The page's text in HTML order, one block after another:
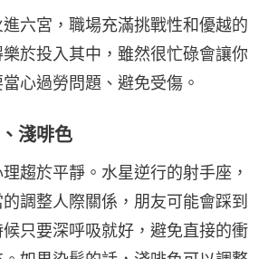
六宮，職場充滿挑戰性和優越的
於投入其中，雖然很忙碌會讓你
心過勞問題、避免受傷。
淺啡色
趨於平靜。水星逆行的射手座，
調整人際關係，朋友可能會踩到
只要深呼吸就好，避免直接的衝